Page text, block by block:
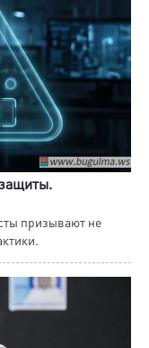
призывают не